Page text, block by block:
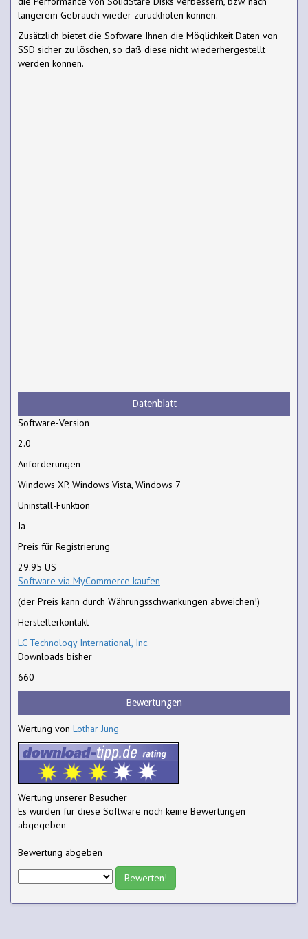
längerem Gebrauch wieder zurückholen können.
Zusätzlich bietet die Software Ihnen die Möglichkeit Daten von
SSD sicher zu löschen, so daß diese nicht wiederhergestellt
werden können.
Datenblatt
Software-Version
2.0
Anforderungen
Windows XP, Windows Vista, Windows 7
Uninstall-Funktion
Ja
Preis für Registrierung
29.95 US
Software via MyCommerce kaufen
(der Preis kann durch Währungsschwankungen abweichen!)
Herstellerkontakt
LC Technology International, Inc.
Downloads bisher
660
Bewertungen
Wertung von Lothar Jung
Wertung unserer Besucher
Es wurden für diese Software noch keine Bewertungen
abgegeben
Bewertung abgeben